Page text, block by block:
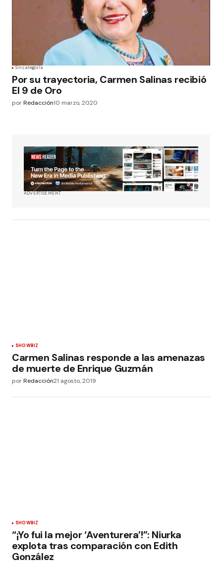
Sin categoría
Por su trayectoria, Carmen Salinas recibió
El 9 de Oro
porRedacción10 marzo, 2020
ADVERTISEMENT
SHOWBIZ
Carmen Salinas responde a las amenazas
de muerte de Enrique Guzmán
porRedacción21 agosto, 2019
SHOWBIZ
“¡Yo fui la mejor ‘Aventurera’!”: Niurka
explota tras comparación con Edith
González